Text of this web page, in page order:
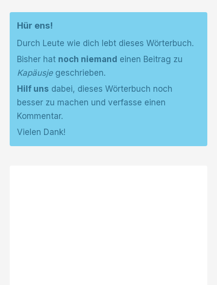
Hür ens!
Durch Leute wie dich lebt dieses Wörterbuch.
Bisher hat noch niemand einen Beitrag zu
Kapäusjegeschrieben.
Hilf uns dabei, dieses Wörterbuch noch
besser zu machen und verfasse einen
Kommentar.
Vielen Dank!